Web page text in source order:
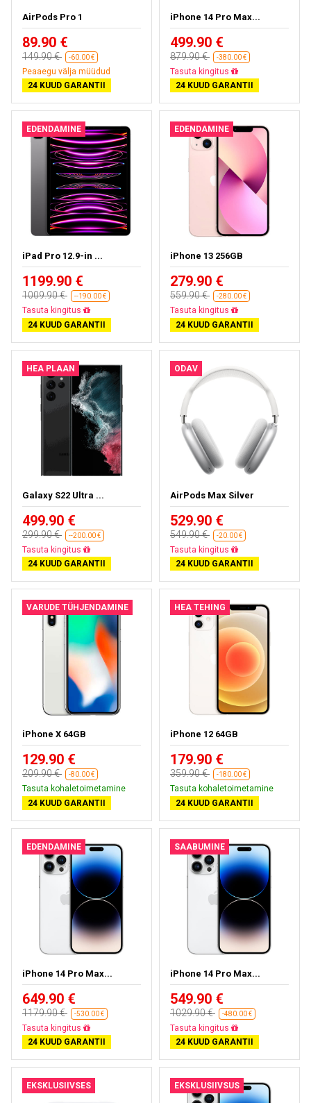
AirPods Pro 1
89.90 €
149.90 € -60.00 €
Peaaegu välja müüdud
24 KUUD GARANTII
iPhone 14 Pro Max...
499.90 €
879.90 € -380.00 €
Tasuta kohaletoimetamine
24 KUUD GARANTII
EDENDAMINE
iPad Pro 12.9-in ...
1199.90 €
1009.90 € --190.00 €
Peaaegu välja müüdud
24 KUUD GARANTII
EDENDAMINE
iPhone 13 256GB
279.90 €
559.90 € -280.00 €
Tasuta kohaletoimetamine
24 KUUD GARANTII
HEA PLAAN
Galaxy S22 Ultra ...
499.90 €
299.90 € --200.00 €
Peaaegu välja müüdud
24 KUUD GARANTII
ODAV
AirPods Max Silver
529.90 €
549.90 € -20.00 €
Peaaegu välja müüdud
24 KUUD GARANTII
VARUDE TÜHJENDAMINE
iPhone X 64GB
129.90 €
209.90 € -80.00 €
Tasuta kohaletoimetamine
24 KUUD GARANTII
HEA TEHING
iPhone 12 64GB
179.90 €
359.90 € -180.00 €
Tasuta kohaletoimetamine
24 KUUD GARANTII
EDENDAMINE
iPhone 14 Pro Max...
649.90 €
1179.90 € -530.00 €
Tasuta kohaletoimetamine
24 KUUD GARANTII
SAABUMINE
iPhone 14 Pro Max...
549.90 €
1029.90 € -480.00 €
Tasuta kohaletoimetamine
24 KUUD GARANTII
EKSKLUSIIVSES EKSKLUSIIVSUS